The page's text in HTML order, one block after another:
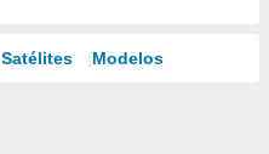
Satélites Modelos